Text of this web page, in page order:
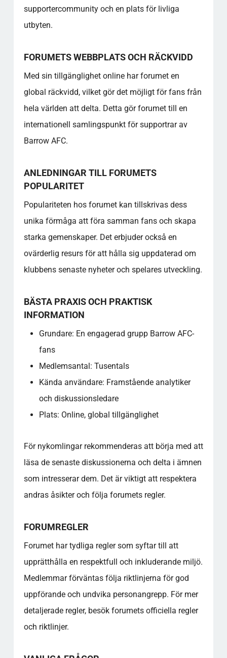
supportercommunity och en plats för livliga
utbyten.
FORUMETS WEBBPLATS OCH RÄCKVIDD
Med sin tillgänglighet online har forumet en
global räckvidd, vilket gör det möjligt för fans från
hela världen att delta. Detta gör forumet till en
internationell samlingspunkt för supportrar av
Barrow AFC.
ANLEDNINGAR TILL FORUMETS
POPULARITET
Populariteten hos forumet kan tillskrivas dess
unika förmåga att föra samman fans och skapa
starka gemenskaper. Det erbjuder också en
ovärderlig resurs för att hålla sig uppdaterad om
klubbens senaste nyheter och spelares utveckling.
BÄSTA PRAXIS OCH PRAKTISK
INFORMATION
Grundare: En engagerad grupp Barrow AFC-
fans
Medlemsantal: Tusentals
Kända användare: Framstående analytiker
och diskussionsledare
Plats: Online, global tillgänglighet
För nykomlingar rekommenderas att börja med att
läsa de senaste diskussionerna och delta i ämnen
som intresserar dem. Det är viktigt att respektera
andras åsikter och följa forumets regler.
FORUMREGLER
Forumet har tydliga regler som syftar till att
upprätthålla en respektfull och inkluderande miljö.
Medlemmar förväntas följa riktlinjerna för god
uppförande och undvika personangrepp. För mer
detaljerade regler, besök forumets officiella regler
och riktlinjer.